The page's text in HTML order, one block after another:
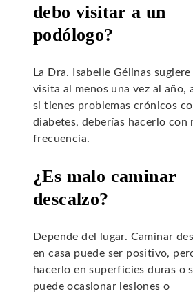
debo visitar a un
podólogo?
La Dra. Isabelle Gélinas sugiere
visita al menos una vez al año,
si tienes problemas crónicos
diabetes, deberías hacerlo con
frecuencia.
¿Es malo caminar
descalzo?
Depende del lugar. Caminar
en casa puede ser positivo,
hacerlo en superficies duras o
puede ocasionar lesiones o